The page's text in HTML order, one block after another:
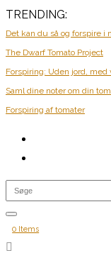
TRENDING:
Det kan du så og forspire i
The Dwarf Tomato Project
Forspiring: Uden jord, med
Saml dine noter om din
Forspiring af tomater
0 Items
